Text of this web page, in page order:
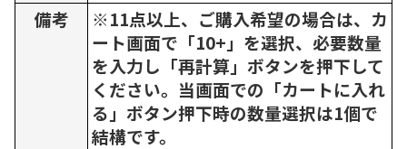
備考
※11点以上、ご購入希望の場合は、カ
ート画面で「10+」を選択、必要数量
を入力し「再計算」ボタンを押下して
ください。当画面での「カートに入れ
る」ボタン押下時の数量選択は1個で
結構です。